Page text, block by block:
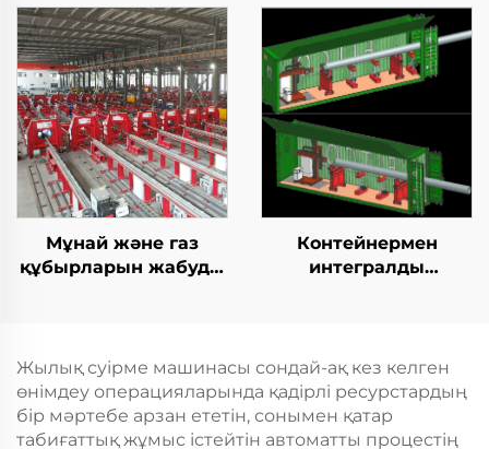
Мұнай және газ
құбырларын жабуды
Контейнермен
интегралды
Жылық суірме машинасы сондай-ақ кез келген
өнімдеу операцияларында қадірлі ресурстардың
бір мәртебе арзан ететін, сонымен қатар
табиғаттық жұмыс істейтін автоматты процестің